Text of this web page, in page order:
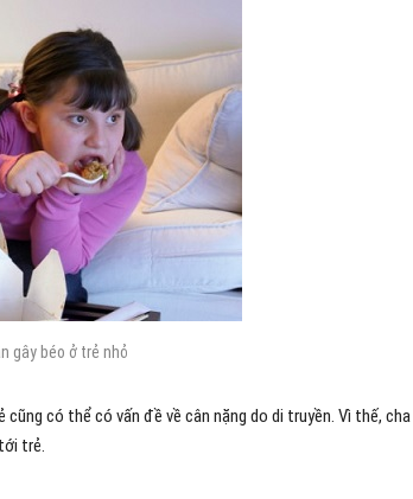
gây béo ở trẻ nhỏ
có thể có vấn đề về cân nặng do di truyền. Vì thế,
trẻ.